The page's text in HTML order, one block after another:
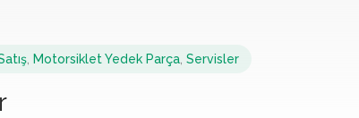
Motorsiklet Yedek Parça Servisler